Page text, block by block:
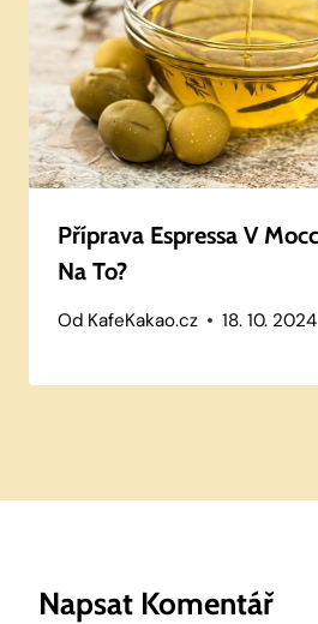
Příprava Espressa V
Na To?
Od KafeKakao.cz 18. 10. 2024
Napsat Komentář